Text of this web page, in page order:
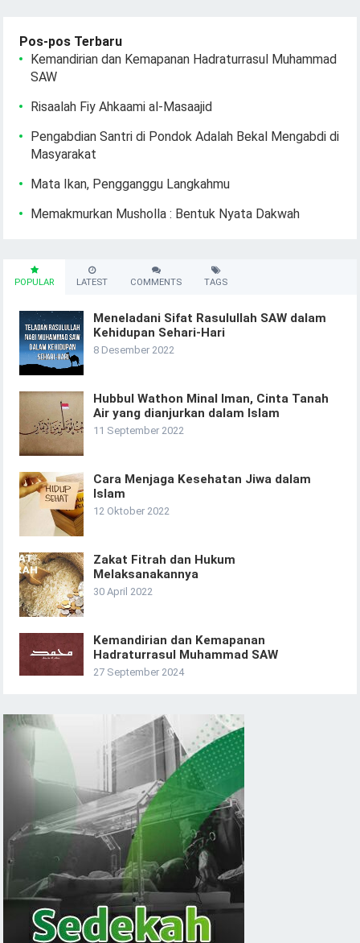
Pos-pos Terbaru
Kemandirian dan Kemapanan Hadraturrasul Muhammad
SAW
Risaalah Fiy Ahkaami al-Masaajid
Pengabdian Santri di Pondok Adalah Bekal Mengabdi di
Masyarakat
Mata Ikan, Pengganggu Langkahmu
Memakmurkan Musholla : Bentuk Nyata Dakwah
POPULAR LATEST COMMENTS TAGS
Meneladani Sifat Rasulullah SAW dalam
Kehidupan Sehari-Hari
8 Desember 2022
Hubbul Wathon Minal Iman, Cinta Tanah
Air yang dianjurkan dalam Islam
11 September 2022
Cara Menjaga Kesehatan Jiwa dalam
Islam
12 Oktober 2022
Zakat Fitrah dan Hukum
Melaksanakannya
30 April 2022
Kemandirian dan Kemapanan
Hadraturrasul Muhammad SAW
27 September 2024